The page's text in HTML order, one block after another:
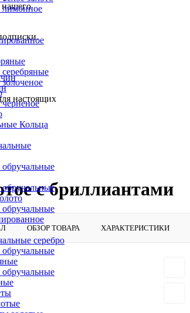
лимонное
Кольца
обручальные
обручальные
обручальные
серебро
обручальные
обручальные
нашего
настоящих
с бриллиантами
ОБЗОР ТОВАРА ХАРАКТЕРИСТИКИ